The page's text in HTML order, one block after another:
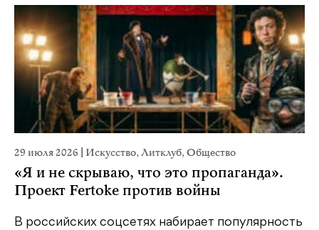
29 июля 2026 Искусство,Литклуб,Общество
«Я и не скрываю, что это пропаганда».
Проект Fertoke против войны
В российских соцсетях набирает популярность